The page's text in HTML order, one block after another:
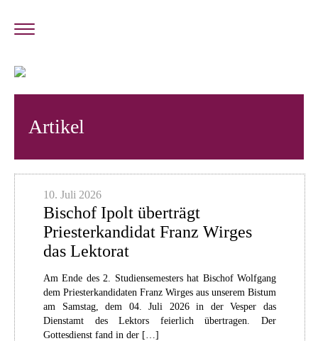
Artikel
10. Juli 2026
Bischof Ipolt überträgt
Priesterkandidat Franz Wirges
das Lektorat
Am Ende des 2. Studiensemesters hat Bischof Wolfgang
dem Priesterkandidaten Franz Wirges aus unserem Bistum
am Samstag, dem 04. Juli 2026 in der Vesper das
Dienstamt des Lektors feierlich übertragen. Der
Gottesdienst fand in der […]